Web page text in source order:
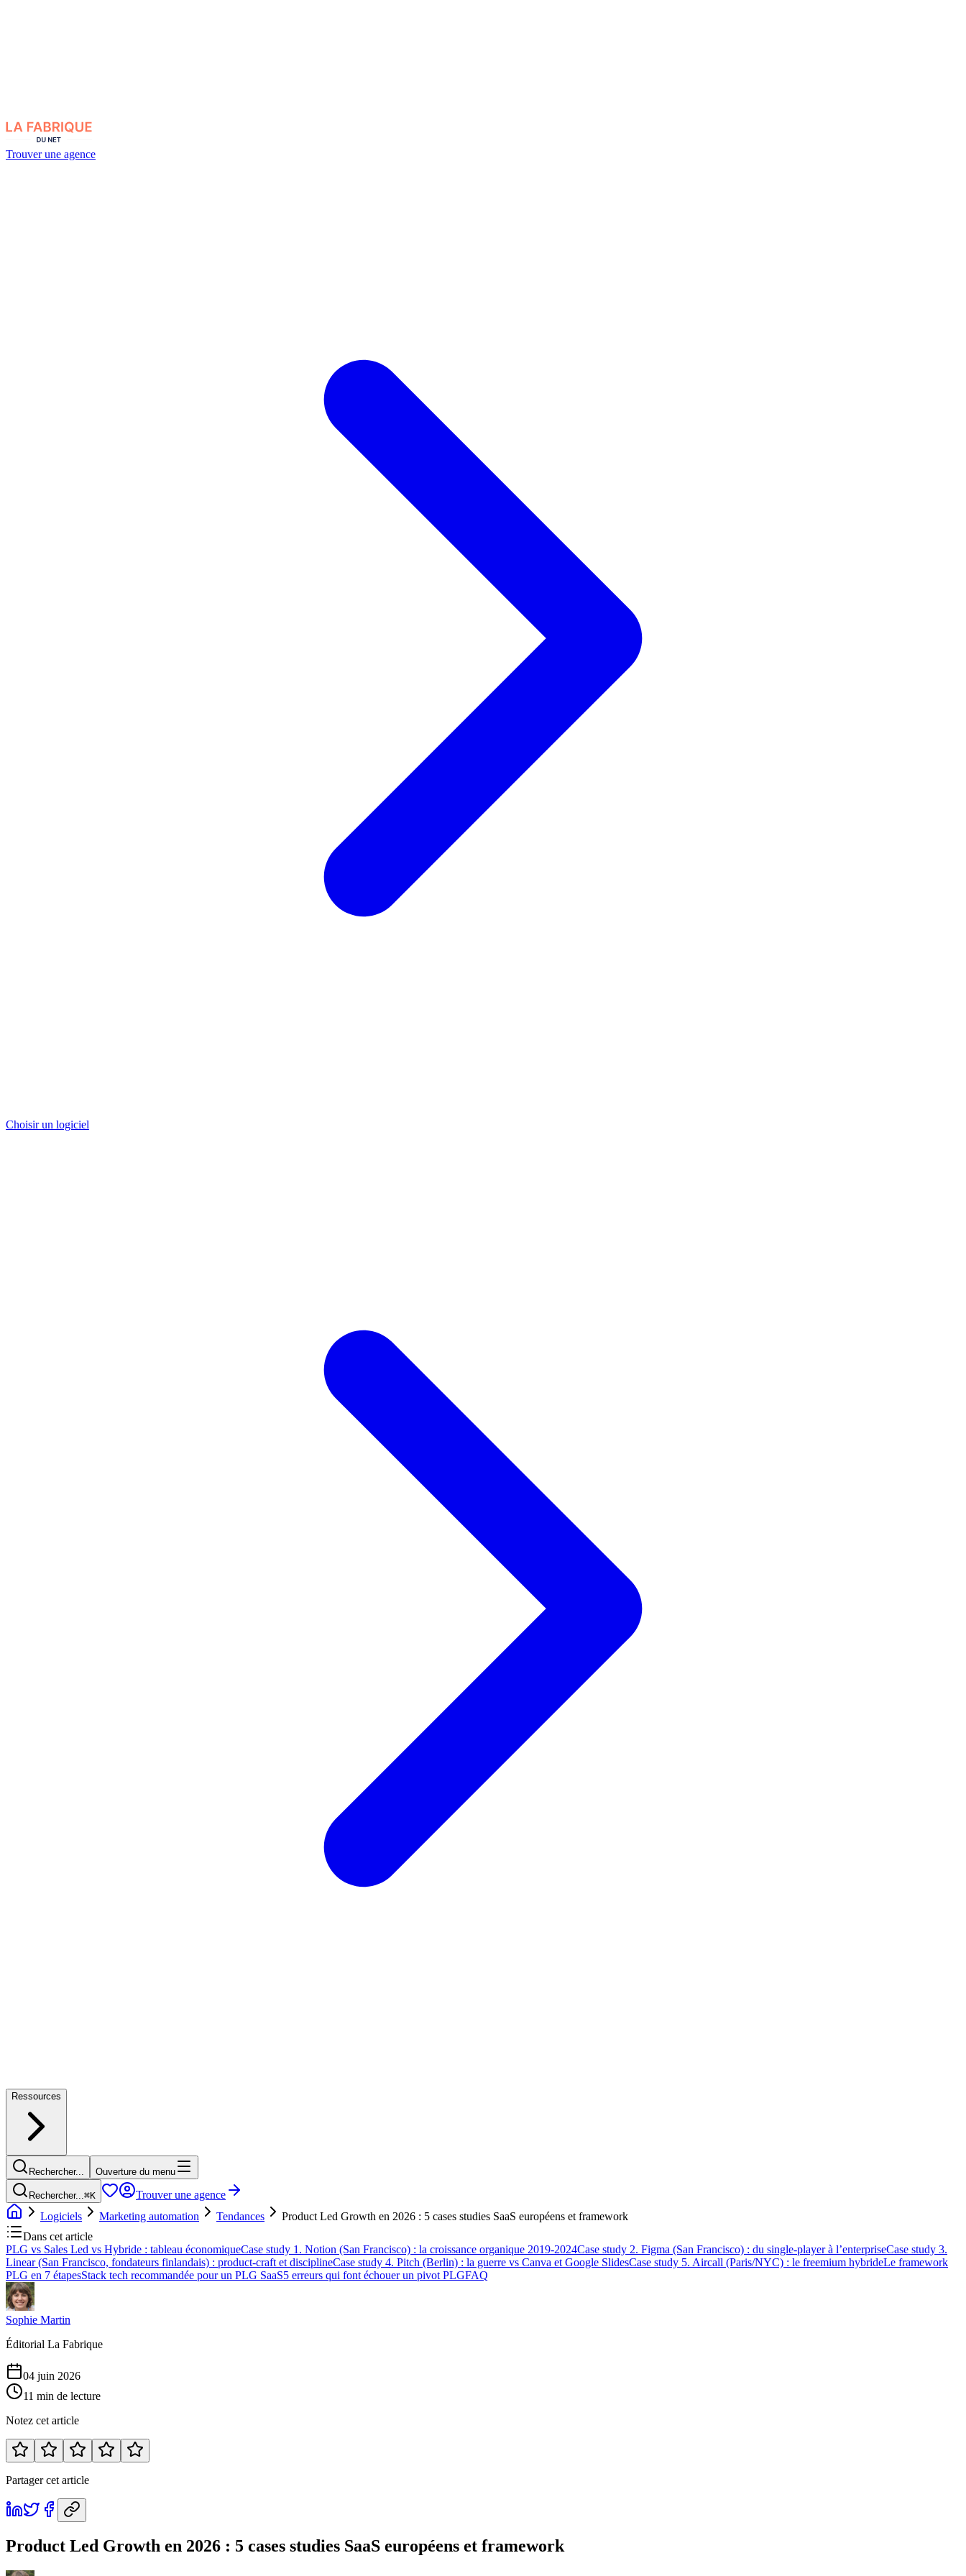
Trouver une agence
Choisir un logiciel
Ressources
Rechercher... Ouverture du menu
Rechercher...⌘K
Trouver une agence
Logiciels
Marketing automation Tendances
Product Led Growth en 2026 : 5 cases studies SaaS européens et framework
Dans cet article
PLG vs Sales Led vs Hybride : tableau économiqueCase study 1. Notion (San Francisco) : la croissance organique 2019-2024Case study 2. Figma (San Francisco) : du single-player à l’enterpriseCase study 3.
Linear (San Francisco, fondateurs finlandais) : product-craft et disciplineCase study 4. Pitch (Berlin) : la guerre vs Canva et Google SlidesCase study 5. Aircall (Paris/NYC) : le freemium hybrideLe framework
PLG en 7 étapesStack tech recommandée pour un PLG SaaS5 erreurs qui font échouer un pivot PLGFAQ
Sophie Martin
Éditorial La Fabrique
04 juin 2026
11 min de lecture
Notez cet article
Partager cet article
Product Led Growth en 2026 : 5 cases studies SaaS européens et framework